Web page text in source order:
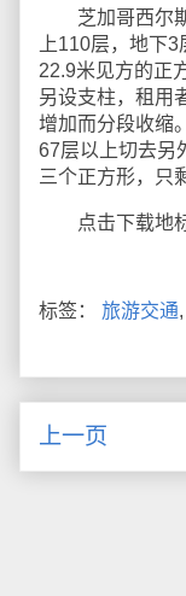
芝加哥西尔斯
上110层，地下
22.9米见方的正
另设支柱，租用
增加而分段收缩
67层以上切去另
三个正方形，只
点击下载地标
标签： 旅游交通,
上一页